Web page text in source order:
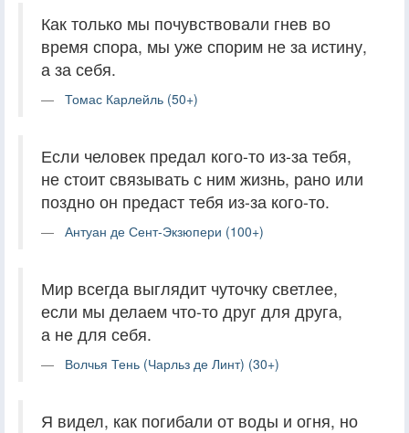
Как только мы почувствовали гнев во
время спора, мы уже спорим не за истину,
а за себя.
Томас Карлейль (50+)
Если человек предал кого-то из-за тебя,
не стоит связывать с ним жизнь, рано или
поздно он предаст тебя из-за кого-то.
Антуан де Сент-Экзюпери (100+)
Мир всегда выглядит чуточку светлее,
если мы делаем что-то друг для друга,
а не для себя.
Волчья Тень (Чарльз де Линт) (30+)
Я видел, как погибали от воды и огня, но